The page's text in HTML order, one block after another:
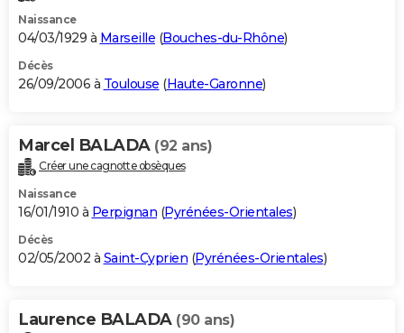
Naissance
04/03/1929 à Marseille (Bouches-du-Rhône)
Décès
26/09/2006 à Toulouse (Haute-Garonne)
Marcel BALADA (92 ans)
Créer une cagnotte obsèques
Naissance
16/01/1910 à Perpignan (Pyrénées-Orientales)
Décès
02/05/2002 à Saint-Cyprien (Pyrénées-Orientales)
Laurence BALADA (90 ans)